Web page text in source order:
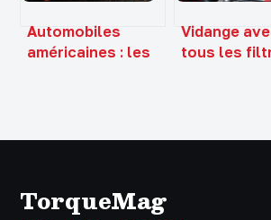
Automobiles
américaines : les
Vidange
tous les
TorqueMag